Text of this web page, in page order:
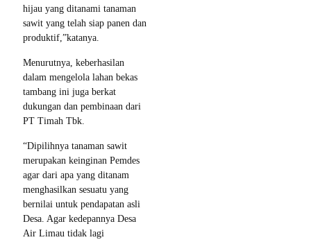
hijau yang ditanami tanaman
sawit yang telah siap panen dan
produktif,”katanya.
Menurutnya, keberhasilan
dalam mengelola lahan bekas
tambang ini juga berkat
dukungan dan pembinaan dari
PT Timah Tbk.
“Dipilihnya tanaman sawit
merupakan keinginan Pemdes
agar dari apa yang ditanam
menghasilkan sesuatu yang
bernilai untuk pendapatan asli
Desa. Agar kedepannya Desa
Air Limau tidak lagi